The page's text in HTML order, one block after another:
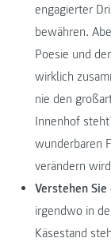
engagierter
bewähren.
Poesie und
wirklich
nie den
Innenhof
wunderbaren
verändern
Verstehen
irgendwo in
Käsestand